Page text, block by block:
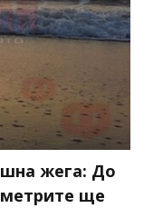
жега: До
ще